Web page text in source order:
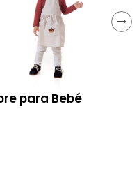
para Bebé